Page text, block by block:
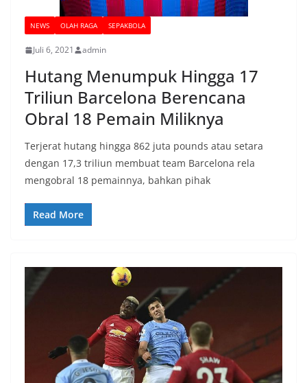
NEWS OLAH RAGA SEPAKBOLA
Juli 6, 2021 admin
Hutang Menumpuk Hingga 17
Triliun Barcelona Berencana
Obral 18 Pemain Miliknya
Terjerat hutang hingga 862 juta pounds atau setara
dengan 17,3 triliun membuat team Barcelona rela
mengobral 18 pemainnya, bahkan pihak
Read More